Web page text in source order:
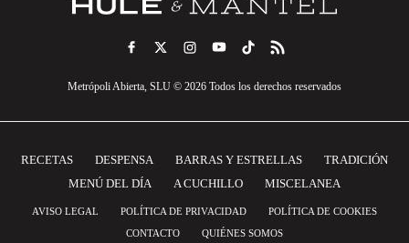
Metrópoli Abierta, SLU © 2026 Todos los derechos reservados
RECETAS DESPENSA BARRAS Y ESTRELLAS
TRADICIÓN
MENÚ DEL DÍA
A CUCHILLO MISCELANEA
AVISO LEGAL POLÍTICA DE PRIVACIDAD
POLÍTICA DE COOKIES
CONTACTO
QUIÉNES SOMOS